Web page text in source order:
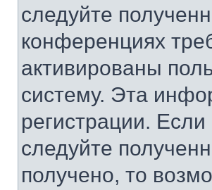
следуйте
конференциях
активированы
систему. Эта
регистрации.
следуйте
получено, то